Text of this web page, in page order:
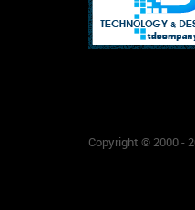
Copyright © 2000 -